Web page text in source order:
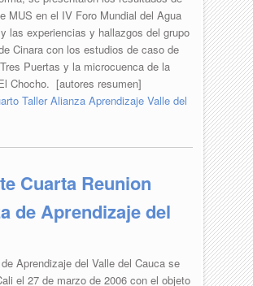
MUS en el IV Foro Mundial del Agua
las experiencias y hallazgos del grupo
Cinara con los estudios de caso de
Puertas y la microcuenca de la
Chocho. [autores resumen]
Taller Alianza Aprendizaje Valle del
Cuarta Reunion
de Aprendizaje del
Aprendizaje del Valle del Cauca se
el 27 de marzo de 2006 con el objeto